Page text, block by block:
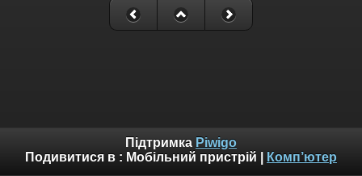
Підтримка Piwigo
Подивитися в : Мобільний пристрій Комп’ютер